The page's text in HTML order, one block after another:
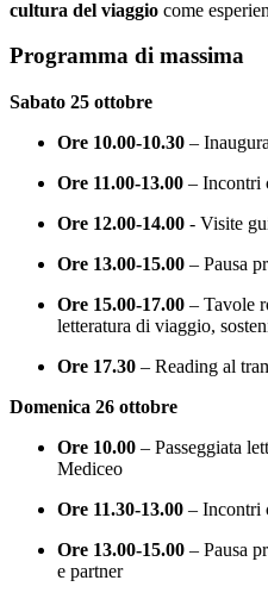
cultura del viaggio come
Programma di massima
Sabato 25 ottobre
Ore 10.00-10.30 –
Ore 11.00-13.00 – Incontri
Ore 12.00-14.00 - Visite
Ore 13.00-15.00 – Pausa
Ore 15.00-17.00 – Tavole
letteratura di viaggio,
Ore 17.30 – Reading al
Domenica 26 ottobre
Ore 10.00 – Passeggiata
Mediceo
Ore 11.30-13.00 – Incontri
Ore 13.00-15.00 – Pausa
e partner